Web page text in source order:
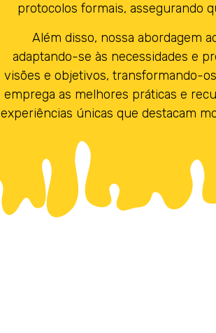
protocolos formais, assegurando
Além disso, nossa abordagem
adaptando-se às necessidades e
visões e objetivos, transformando-
emprega as melhores práticas e
experiências únicas que destacam